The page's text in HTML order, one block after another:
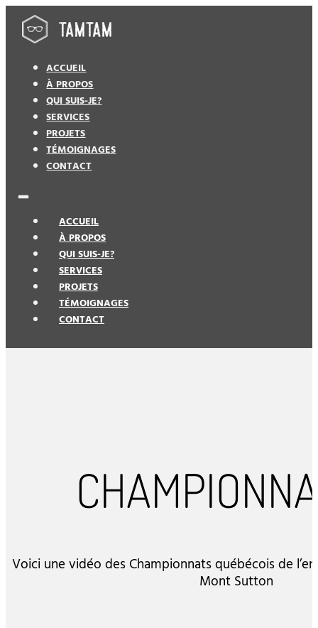
ACCUEIL
À PROPOS
QUI SUIS-JE?
SERVICES
PROJETS
TÉMOIGNAGES
CONTACT
ACCUEIL
À PROPOS
QUI SUIS-JE?
SERVICES
PROJETS
TÉMOIGNAGES
CONTACT
Voici une vidéo des Championnats québécois de
Mont Sutton